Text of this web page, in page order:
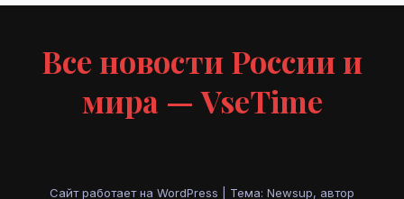
Все новости России и
мира — VseTime
Сайт работает на WordPress Тема: Newsup, автор